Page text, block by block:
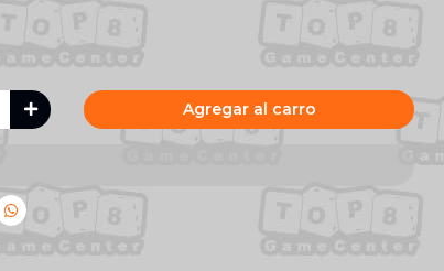
Agregar al carro